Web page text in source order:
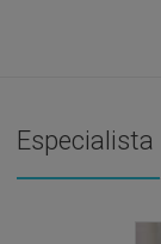
Especialista